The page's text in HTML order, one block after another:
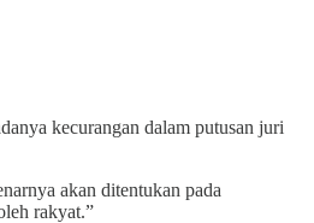
kecurangan dalam putusan juri
akan ditentukan pada
rakyat.”